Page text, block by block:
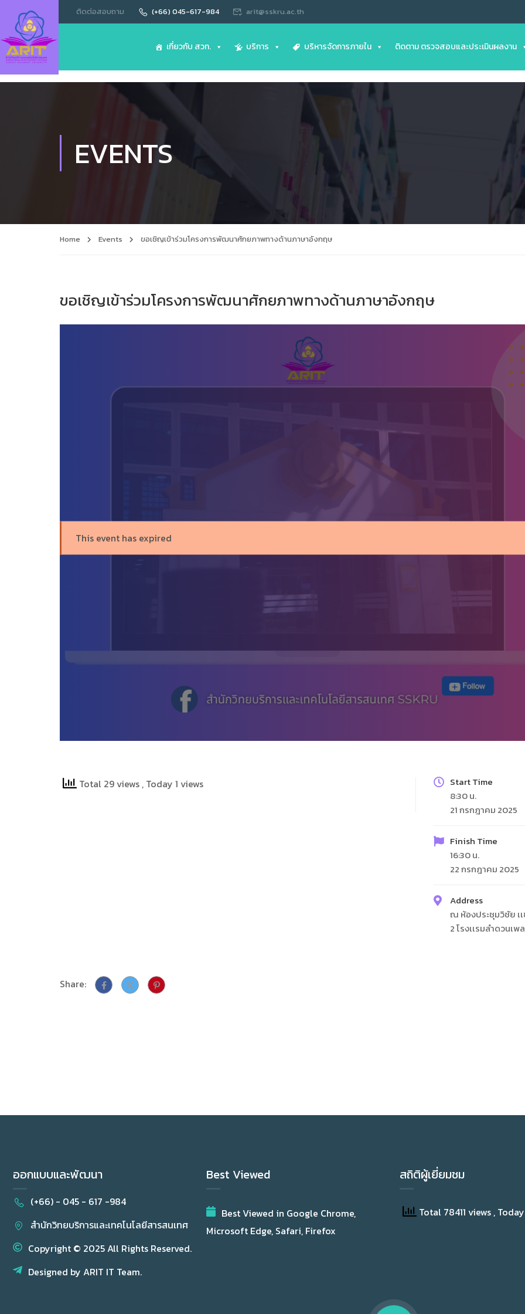
ติดต่อสอบถาม (+66) 045-617-984 arit@sskru.ac.th
เกี่ยวกับ สวท. บริการ บริหารจัดการภายใน ติดตาม ตรวจสอบและประเมินผลงาน
EVENTS
Home Events ขอเชิญเข้าร่วมโครงการพัฒนาศักยภาพทางด้านภาษาอังกฤษ
ขอเชิญเข้าร่วมโครงการพัฒนาศักยภาพทางด้านภาษาอังกฤษ
This event has expired
Total 29 views , Today 1 views
Start Time
8:30 น.
21 กรกฎาคม 2025
Finish Time
16:30 น.
22 กรกฎาคม 2025
Address
ณ ห้องประชุมวิชัย เ
2 โรงเเรมลำดวนเพ
Share:
ออกแบบและพัฒนา
(+66) - 045 - 617 -984
สำนักวิทยบริการและเทคโนโลยีสารสนเทศ
Copyright © 2025 All Rights Reserved.
Designed by ARIT IT Team.
Best Viewed
Best Viewed in Google Chrome,
Microsoft Edge, Safari, Firefox
สถิติผู้เยี่ยมชม
Total 78411 views ,